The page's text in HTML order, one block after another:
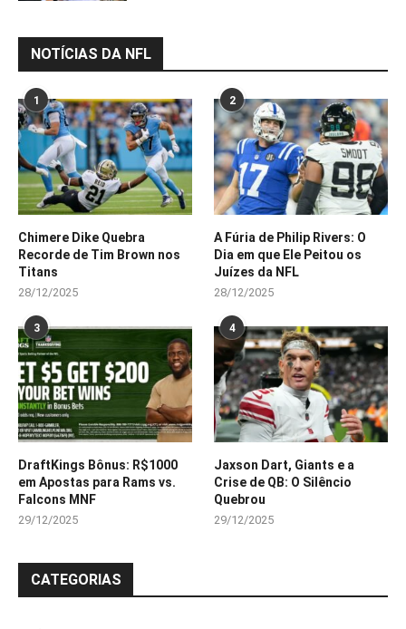
NOTÍCIAS DA NFL
1
Chimere Dike Quebra
Recorde de Tim Brown nos
Titans
28/12/2025
2
A Fúria de Philip Rivers: O
Dia em que Ele Peitou os
Juízes da NFL
28/12/2025
3
DraftKings Bônus: R$1000
em Apostas para Rams vs.
Falcons MNF
29/12/2025
4
Jaxson Dart, Giants e a
Crise de QB: O Silêncio
Quebrou
29/12/2025
CATEGORIAS